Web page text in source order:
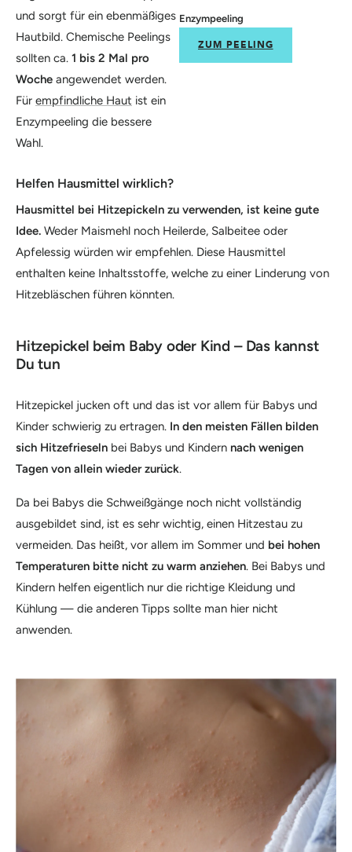
und sorgt für ein ebenmäßiges
Hautbild. Chemische Peelings
sollten ca. 1 bis 2 Mal pro
Woche angewendet werden.
Für empfindliche Haut ist ein
Enzympeeling die bessere
Wahl.
Enzympeeling
ZUM PEELING
Helfen Hausmittel wirklich?
Hausmittel bei Hitzepickeln zu verwenden, ist keine gute
Idee. Weder Maismehl noch Heilerde, Salbeitee oder
Apfelessig würden wir empfehlen. Diese Hausmittel
enthalten keine Inhaltsstoffe, welche zu einer Linderung von
Hitzebläschen führen könnten.
Hitzepickel beim Baby oder Kind – Das kannst
Du tun
Hitzepickel jucken oft und das ist vor allem für Babys und
Kinder schwierig zu ertragen. In den meisten Fällen bilden
sich Hitzefrieseln bei Babys und Kindern nach wenigen
Tagen von allein wieder zurück.
Da bei Babys die Schweißgänge noch nicht vollständig
ausgebildet sind, ist es sehr wichtig, einen Hitzestau zu
vermeiden. Das heißt, vor allem im Sommer und bei hohen
Temperaturen bitte nicht zu warm anziehen. Bei Babys und
Kindern helfen eigentlich nur die richtige Kleidung und
Kühlung — die anderen Tipps sollte man hier nicht
anwenden.